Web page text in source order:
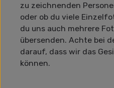
zu zeichnenden
oder ob du viele
du uns auch mehrere
übersenden. Achte bei
darauf, dass wir das
können.